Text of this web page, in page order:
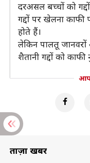
दरअसल बच्चों को
गद्दों पर खेलना
होते हैं।
लेकिन पालतू
शैतानी गद्दों को
ताज़ा खबरें